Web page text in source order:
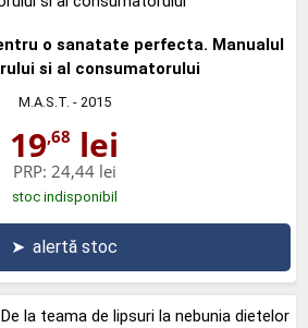
o sanatate perfecta. Manualul
si al consumatorului
M.A.S.T. - 2015
19,68 lei
PRP: 24,44 lei
stoc indisponibil
➤ alertă stoc